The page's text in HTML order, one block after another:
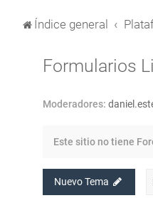
Índice general
Formularios
Moderadores:
Este sitio no tiene
Nuevo Tema